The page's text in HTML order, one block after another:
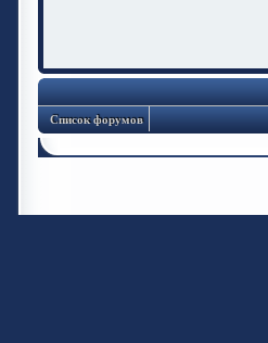
Список форумов